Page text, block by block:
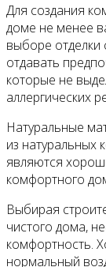
Для создания
доме не менее
выборе отделки
отдавать
которые не
аллергических
Натуральные
из натуральных
являются
комфортного
Выбирая
чистого дома,
комфортность.
нормальный